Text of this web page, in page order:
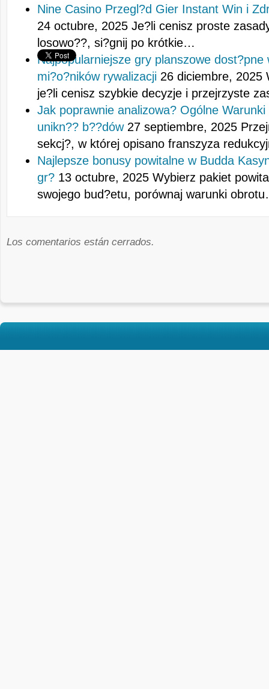
Nine Casino Przegl?d Gier Instant Win i
24 octubre, 2025 Je?li cenisz proste
losowo??, si?gnij po krótkie…
Najpopularniejsze gry planszowe dost?pne
mi?o?ników rywalizacji 26 diciembre, 2025
je?li cenisz szybkie decyzje i przejrzyste
Jak poprawnie analizowa? Ogólne
unikn?? b??dów27 septiembre, 2025
sekcj?, w której opisano franszyza
Najlepsze bonusy powitalne w Budda
gr? 13 octubre, 2025 Wybierz pakiet
swojego bud?etu, porównaj warunki
Los comentarios están cerrados.